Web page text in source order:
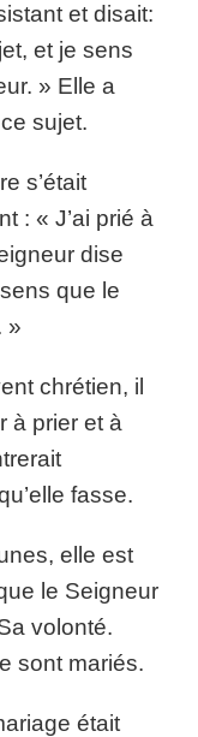
et disait:
et je sens
» Elle a
sujet.
s’était
: « J’ai prié à
dise
que le
»
chrétien, il
à prier et à
fasse.
elle est
le Seigneur
volonté.
sont mariés.
était